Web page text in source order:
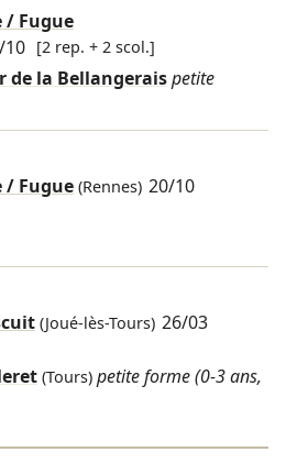
/ Fugue
10 [2 rep. + 2 scol.]
de la Bellangeraispetite
/ Fugue(Rennes) 20/10
(Joué-lès-Tours) 26/03
(Tours) petite forme (0-3 ans,